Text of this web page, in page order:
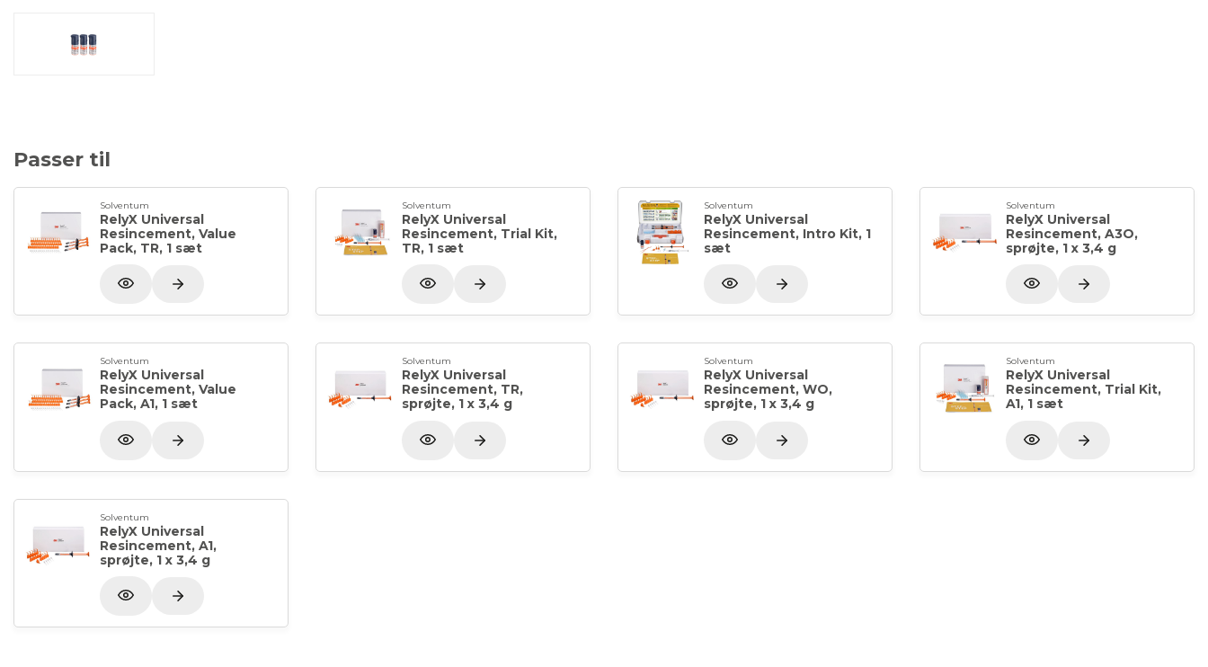
Passer til
Solventum
RelyX Universal
Resincement, Value
Pack, TR, 1 sæt
Solventum
RelyX Universal
Resincement, Trial Kit,
TR, 1 sæt
Solventum
RelyX Universal
Resincement, Intro Kit, 1
sæt
Solventum
RelyX Universal
Resincement, A3O,
sprøjte, 1 x 3,4 g
Solventum
RelyX Universal
Resincement, Value
Pack, A1, 1 sæt
Solventum
RelyX Universal
Resincement, TR,
sprøjte, 1 x 3,4 g
Solventum
RelyX Universal
Resincement, WO,
sprøjte, 1 x 3,4 g
Solventum
RelyX Universal
Resincement, Trial Kit,
A1, 1 sæt
Solventum
RelyX Universal
Resincement, A1,
sprøjte, 1 x 3,4 g